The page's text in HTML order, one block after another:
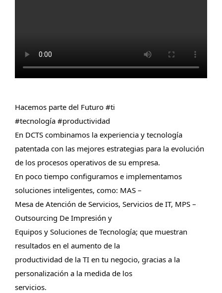
Hacemos parte del Futuro #ti
#tecnología #productividad
En DCTS combinamos la experiencia y tecnología
patentada con las mejores estrategias para la evolución
de los procesos operativos de su empresa.
En poco tiempo configuramos e implementamos
soluciones inteligentes, como: MAS –
Mesa de Atención de Servicios, Servicios de IT, MPS –
Outsourcing De Impresión y
Equipos y Soluciones de Tecnología; que muestran
resultados en el aumento de la
productividad de la TI en tu negocio, gracias a la
personalización a la medida de los
servicios.